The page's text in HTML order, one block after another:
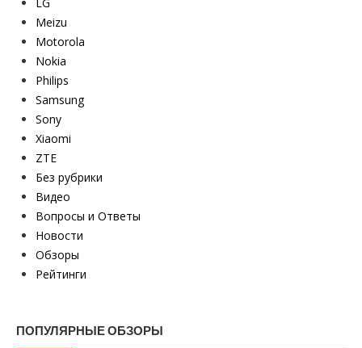
Meizu
Motorola
Nokia
Philips
Samsung
Sony
Xiaomi
ZTE
Без рубрики
Видео
Вопросы и Ответы
Новости
Обзоры
Рейтинги
ПОПУЛЯРНЫЕ ОБЗОРЫ